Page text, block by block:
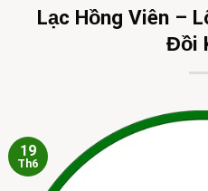
Lạc Hồng Viên –
Đồi
19
Th6